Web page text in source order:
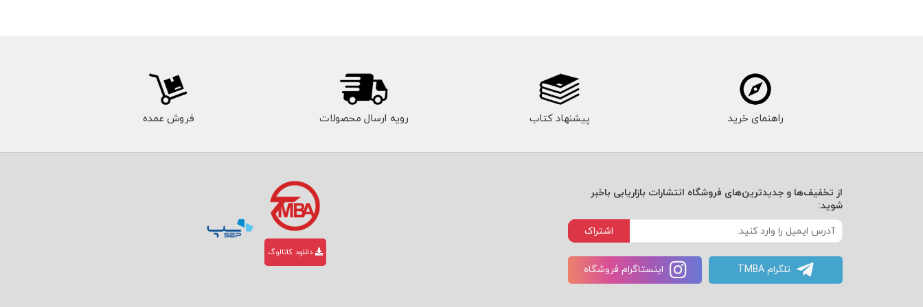
راهنمای خرید پیشنهاد کتاب رویه ارسال محصولات فروش عمده
از تخفیف‌ها و جدیدترین‌های فروشگاه انتشارات بازاریابی باخبر
شوید:
اشتراک
تلگرام TMBA اینستاگرام فروشگاه
دانلود کاتالوگ